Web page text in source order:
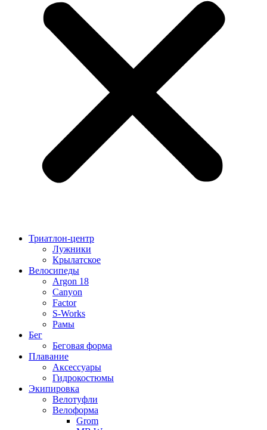
Триатлон-центр
Лужники
Крылатское
Велосипеды
Argon 18
Canyon
Factor
S-Works
Рамы
Бег
Беговая форма
Плавание
Аксессуары
Гидрокостюмы
Экипировка
Велотуфли
Велоформа
Grom